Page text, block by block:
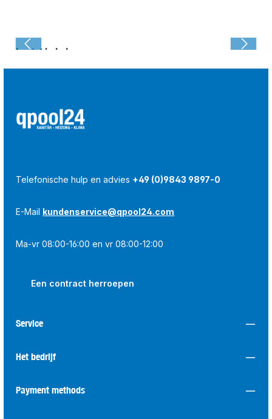
Laatst bekeken:
Telefonische hulp en advies +49 (0)9843 9897-0
E-Mail kundenservice@qpool24.com
Ma-vr 08:00-16:00 en vr 08:00-12:00
Een contract herroepen
Service
Het bedrijf
Payment methods